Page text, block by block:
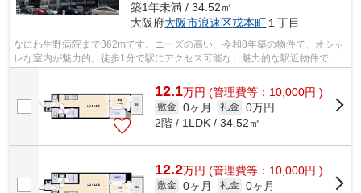
築1年未満 / 34.52㎡
大阪府大阪市浪速区戎本町１丁目
なにわ生野病院まで362mです。ニーズの高い、令和8年築の物件で、オシャ
レな室内が魅力的。徒歩1分で駅にアクセス可能な、魅力的な駅近物件で
12.1万円 (管理費等：10,000円 )
敷金 0ヶ月 礼金 0万円
2階 / 1LDK / 34.52㎡
12.2万円 (管理費等：10,000円 )
敷金 0ヶ月 礼金 0ヶ月